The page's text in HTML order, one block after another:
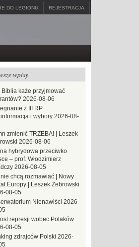
DO LEGIONU REJESTRACJA
wpisy
Biblia każe przyjmować
2026-08-06
z III RP
i wybory 2026-08-
zmienić TRZEBA! | Leszek
2026-08-06
hybrydowa przeciwko
– prof. Włodzimierz
2026-08-05
chcą rozmawiać | Nowy
Europy | Leszek Żebrowski
08-05
Nienawiści 2026-
represji wobec Polaków
08-05
zdrajców Polski 2026-